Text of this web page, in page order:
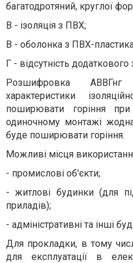
багатодротяний, круглої
В - ізоляція з ПВХ;
В - оболонка з ПВХ-
Г - відсутність додаткового
Розшифровка
характеристики
поширювати горіння
одиночному монтажі
буде поширювати горіння.
Можливі місця
- промислові об'єкти;
- житлові будинки (для
приладів);
- адміністративні та інші
Для прокладки, в тому
для експлуатації в